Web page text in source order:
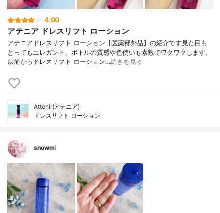
4.00
アテニア ドレスリフト ローション
アテニアドレスリフト ローション【医薬部外品】の紹介です見た目も
とってもエレガント、ボトルの質感や色使いも素敵でワクワクします、
以前からドレスリフト ローション…続きを見る
Attenir(アテニア)
ドレスリフト ローション
snowmi